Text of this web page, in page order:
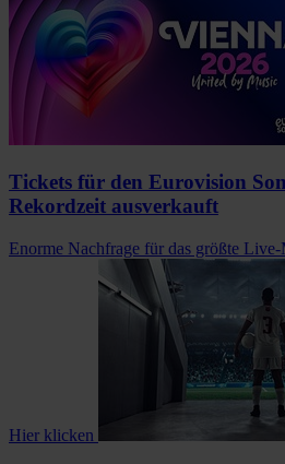
Tickets für den Eurovision
Rekordzeit ausverkauft
Enorme Nachfrage für das größte
Hier klicken